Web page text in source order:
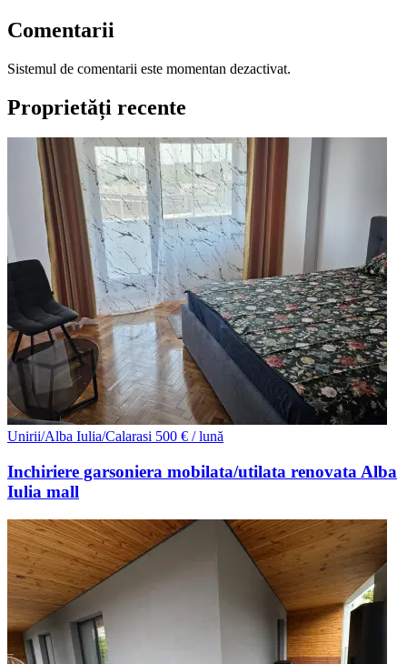
Comentarii
Sistemul de comentarii este momentan dezactivat.
Proprietăți recente
Unirii/Alba Iulia/Calarasi 500 € / lună
Inchiriere garsoniera mobilata/utilata renovata Alba
Iulia mall